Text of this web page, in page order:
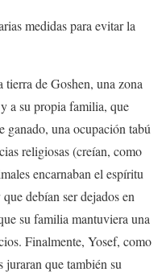
medidas para evitar la
de Goshen, una zona
a su propia familia, que
ganado, una ocupación tabú
religiosas (creían, como
encarnaban el espíritu
debían ser dejados en
su familia mantuviera una
Finalmente, Yosef, como
juraran que también su